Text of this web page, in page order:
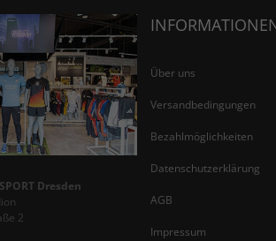
Dresden
2
Über uns
Versandbedingungen
Bezahlmöglichkeiten
Datenschutzerklärung
AGB
Impressum